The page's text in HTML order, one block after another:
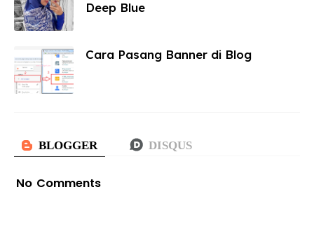
Deep Blue
Cara Pasang Banner di Blog
No Comments